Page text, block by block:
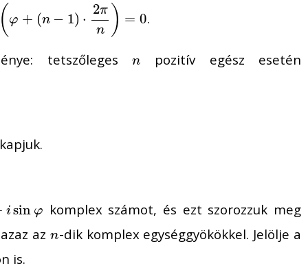
( φ + (n − 1) ⋅
2π
n
) = 0.
tetszőlegesn
n pozitív egész esetén
i sin φ
φ
komplex számot, és ezt szorozzuk meg
azn
n-dik komplex egységgyökökkel. Jelölje a
is.